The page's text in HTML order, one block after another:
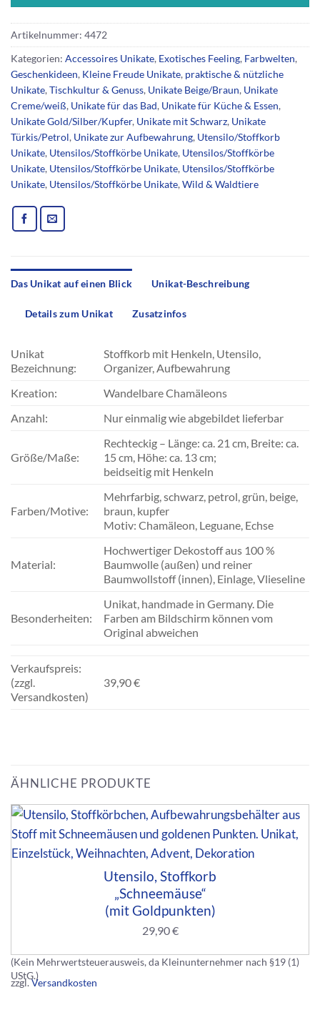
Artikelnummer: 4472
Kategorien: Accessoires Unikate, Exotisches Feeling, Farbwelten,
Geschenkideen, Kleine Freude Unikate, praktische & nützliche
Unikate,Tischkultur & Genuss, Unikate Beige/Braun, Unikate
Creme/weiß, Unikate für das Bad, Unikate für Küche & Essen,
Unikate Gold/Silber/Kupfer, Unikate mit Schwarz, Unikate
Türkis/Petrol, Unikate zur Aufbewahrung, Utensilo/Stoffkorb
Unikate, Utensilos/Stoffkörbe Unikate, Utensilos/Stoffkörbe
Unikate, Utensilos/Stoffkörbe Unikate, Utensilos/Stoffkörbe
Unikate, Utensilos/Stoffkörbe Unikate,Wild & Waldtiere
Das Unikat auf einen Blick Unikat-Beschreibung
Details zum Unikat Zusatzinfos
Unikat
Bezeichnung:
Stoffkorb mit Henkeln, Utensilo,
Organizer, Aufbewahrung
Kreation:
Wandelbare Chamäleons
Anzahl:
Nur einmalig wie abgebildet lieferbar
Größe/Maße:
Rechteckig – Länge: ca. 21 cm, Breite: ca.
15 cm, Höhe: ca. 13 cm;
beidseitig mit Henkeln
Farben/Motive:
Mehrfarbig, schwarz, petrol, grün, beige,
braun, kupfer
Motiv: Chamäleon, Leguane, Echse
Material:
Hochwertiger Dekostoff aus 100 %
Baumwolle (außen) und reiner
Baumwollstoff (innen), Einlage, Vlieseline
Besonderheiten:
Unikat, handmade in Germany. Die
Farben am Bildschirm können vom
Original abweichen
Verkaufspreis:
(zzgl.
Versandkosten)
39,90 €
ÄHNLICHE PRODUKTE
Utensilo, Stoffkorb
„Schneemäuse“
(mit Goldpunkten)
29,90€
(Kein Mehrwertsteuerausweis, da Kleinunternehmer nach §19 (1)
UStG.)
zzgl.Versandkosten